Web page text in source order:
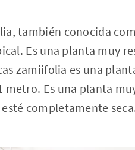
también conocida
Es una planta muy
zamiifolia es una
metro. Es una planta
completamente